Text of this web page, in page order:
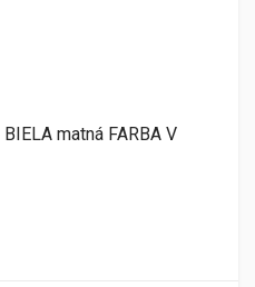
matná FARBA V